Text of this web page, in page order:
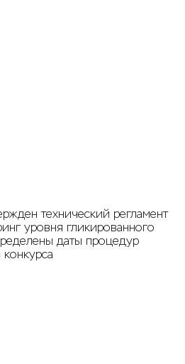
технический регламент
уровня гликированного
даты процедур